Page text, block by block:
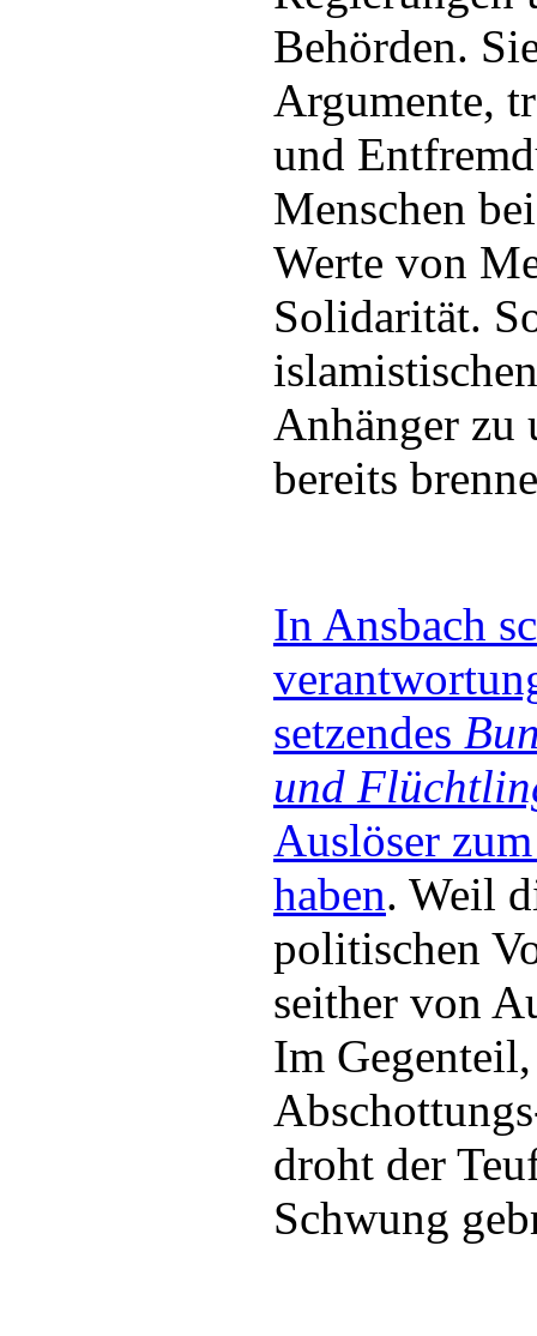
Behörden.
Argumente,
und
Menschen
Werte von
Solidarität.
Anhänger zu
bereits
In Ansbach
setzendes
und
Auslöser
haben. Weil
politischen
seither von
Im
droht der
Schwung